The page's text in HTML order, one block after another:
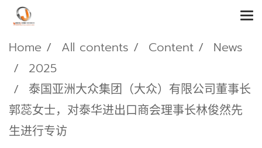
Home All contents Content
News
2025
泰国亚洲大众集团（大众）有限公司董事长
郭蕊女士，对泰华进出口商会理事长林俊然先
生进行专访